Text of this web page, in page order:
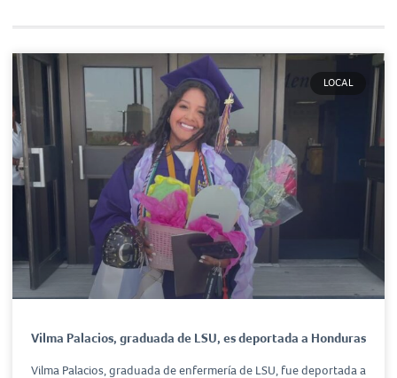
LOCAL
Vilma Palacios, graduada de LSU, es deportada a Honduras
Vilma Palacios, graduada de enfermería de LSU, fue deportada a